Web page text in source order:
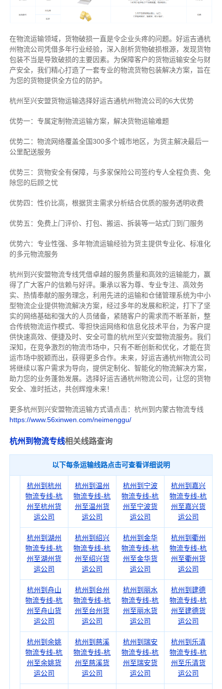
在物流运输领域，货物破损一直是令企业头疼的问题。好运吉通杭
州物流公司凭借多年行业经验，深入剖析货物破损根源，发现货物
包装不当是导致破损的主要因素。为保障客户的货物运输安全与财
产安全，我们精心打造了一套专业的物流货物包装解决方案，旨在
为您的货物提供全方位的防护。
杭州至兴安盟货物运输选择好运吉通杭州物流公司的6大优势
优势一：专属定制物流运输方案，解决货物运输难题
优势二：物流网络覆盖全国300多个城市地区，为货主解决最后一
公里配送服务
优势三：货物安全有保障，与多家保险公司签约专人全程负责、免
除您的后顾之忧
优势四：性价比高，根据货主需求分析结合优质的服务透明收费
优势五：免费上门评价、打包、搬运、拆装等一站式门到门服务
优势六：专业性强、多年物流运输经验为货主提供专业化、标准化
的多元物流服务
杭州到兴安盟物流专线凭借卓越的服务质量和高效的运输能力，赢
得了广大客户的信赖与好评。 秉承以客为尊、专业专注、高效务
实、热情奉献的服务理念，利用先进的运输和仓储管理系统为中小
型物流企业提供物流解决方案，经过多年的发展和积淀，打下了坚
实的网络基础和强大的人员储备，紧随客户的需求而不断革新，整
合传统物流运作模式、零担快运网络和信息化技术平台，为客户提
供快速高效、便捷及时、安全可靠的杭州至兴安盟物流服务。 我们
深知，在竞争激烈的物流市场中，只有不断创新和优化，才能在货
运市场中脱颖而出，获得更多合作。 未来，好运吉通杭州物流公司
将继续以客户需求为导向，提供定制化、智能化的物流解决方案，
助力您的业务蓬勃发展。选择好运吉通杭州物流公司，让您的货物
安全、准时抵达，共创辉煌未来！
更多杭州到兴安盟物流运输方式请点击：杭州到内蒙古物流专线
https://www.56xinwen.com/neimenggu/
杭州到物流专线相关线路查询
以下每条运输线路点击可查看详细说明
杭州到杭州
物流专线-杭
州至杭州货
运公司
杭州到温州
物流专线-杭
州至温州货
运公司
杭州到宁波
物流专线-杭
州至宁波货
运公司
杭州到嘉兴
物流专线-杭
州至嘉兴货
运公司
杭州到湖州
物流专线-杭
州至湖州货
运公司
杭州到绍兴
物流专线-杭
州至绍兴货
运公司
杭州到金华
物流专线-杭
州至金华货
运公司
杭州到衢州
物流专线-杭
州至衢州货
运公司
杭州到舟山
物流专线-杭
州至舟山货
运公司
杭州到台州
物流专线-杭
州至台州货
运公司
杭州到丽水
物流专线-杭
州至丽水货
运公司
杭州到建德
物流专线-杭
州至建德货
运公司
杭州到余姚
物流专线-杭
州至余姚货
运公司
杭州到慈溪
物流专线-杭
州至慈溪货
运公司
杭州到瑞安
物流专线-杭
州至瑞安货
运公司
杭州到乐清
物流专线-杭
州至乐清货
运公司